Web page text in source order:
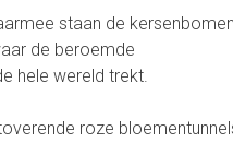
staan de
de beroemde
hele wereld trekt.
roze